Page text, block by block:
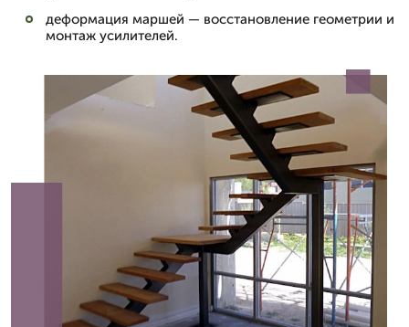
деформация маршей — восстановление геометрии и
монтаж усилителей.